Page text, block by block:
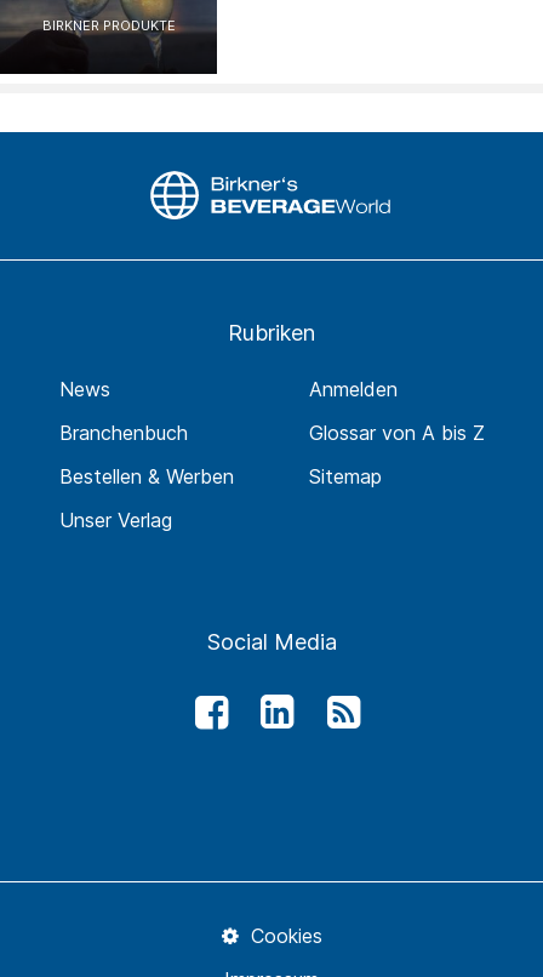
BIRKNER PRODUKTE
Rubriken
News
Branchenbuch
Bestellen & Werben
Unser Verlag
Anmelden
Glossar von A bis Z
Sitemap
Social Media
Cookies